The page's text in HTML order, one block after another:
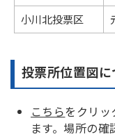
小川北投票区
投票所位置図に
こちらをクリッ
ます。場所の確